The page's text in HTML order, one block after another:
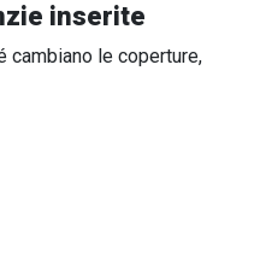
inserite
cambiano le coperture,